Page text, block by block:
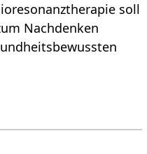
soll
Nachdenken